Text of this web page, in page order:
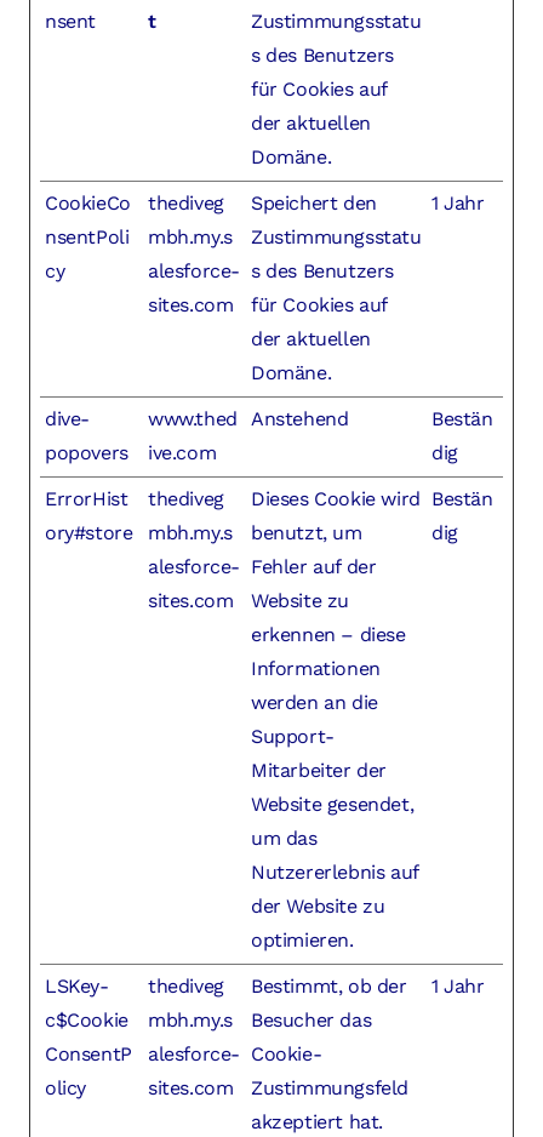
nsent
t
Zustimmungsstatu
s des Benutzers
für Cookies auf
der aktuellen
Domäne.
CookieCo
nsentPoli
cy
thediveg
mbh.my.s
alesforce-
sites.com
Speichert den
Zustimmungsstatu
s des Benutzers
für Cookies auf
der aktuellen
Domäne.
1 Jahr
dive-
popovers
www.thed
ive.com
Anstehend
Bestän
dig
ErrorHist
ory#store
thediveg
mbh.my.s
alesforce-
sites.com
Dieses Cookie wird
benutzt, um
Fehler auf der
Website zu
erkennen – diese
Informationen
werden an die
Support-
Mitarbeiter der
Website gesendet,
um das
Nutzererlebnis auf
der Website zu
optimieren.
Bestän
dig
LSKey-
c$Cookie
ConsentP
olicy
thediveg
mbh.my.s
alesforce-
sites.com
Bestimmt, ob der
Besucher das
Cookie-
Zustimmungsfeld
akzeptiert hat.
1 Jahr